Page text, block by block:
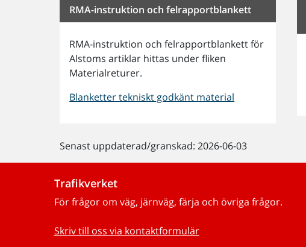
RMA-instruktion och felrapportblankett
RMA-instruktion och felrapportblankett för
Alstoms artiklar hittas under fliken
Materialreturer.
Blanketter tekniskt godkänt material
Senast uppdaterad/granskad: 2026-06-03
Trafikverket
För frågor om väg, järnväg, färja och övriga frågor.
Skriv till oss via kontaktformulär